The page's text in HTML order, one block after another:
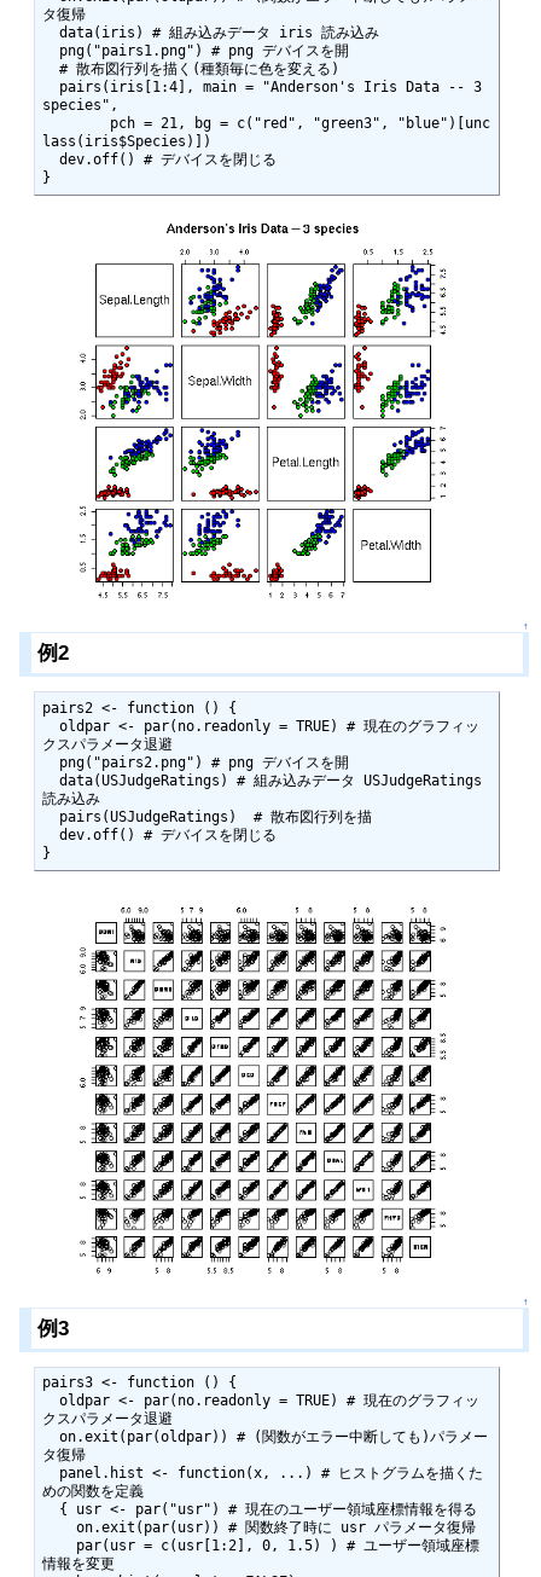
タ復帰
species",
lass(iris$Species)])
}
↑
例2
pairs2 <- function () {
クスパラメータ退避
読み込み
}
↑
例3
pairs3 <- function () {
クスパラメータ退避
タ復帰
めの関数を定義
情報を変更